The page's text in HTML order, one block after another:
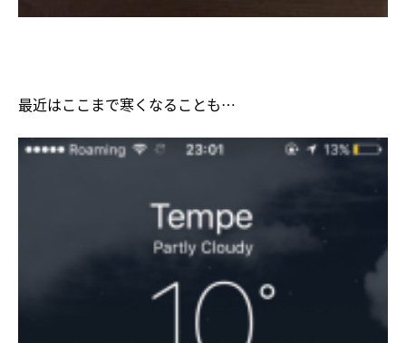
最近はここまで寒くなることも…